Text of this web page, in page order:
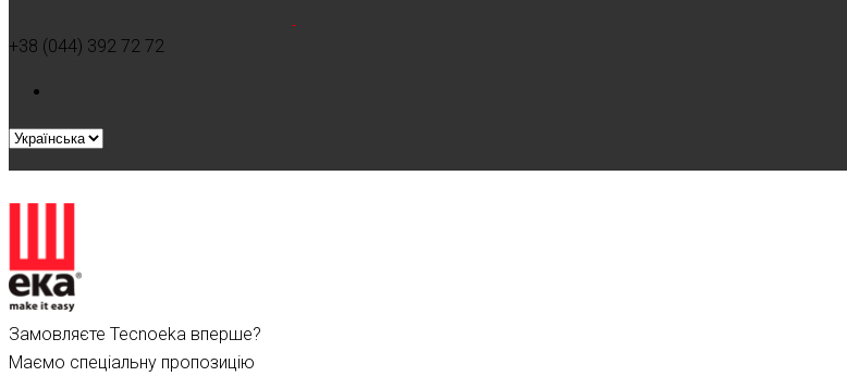
+38 (044) 392 72 72
Замовляєте Tecnoeka вперше?
Маємо спеціальну пропозицію